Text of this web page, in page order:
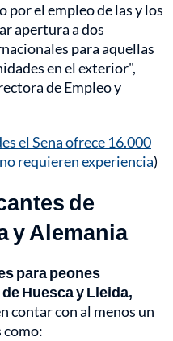
por el empleo de las y los
apertura a dos
para aquellas
en el exterior",
de Empleo y
el Sena ofrece 16.000
requieren experiencia)
de
y Alemania
para peones
Huesca y Lleida,
contar con al menos un
como: